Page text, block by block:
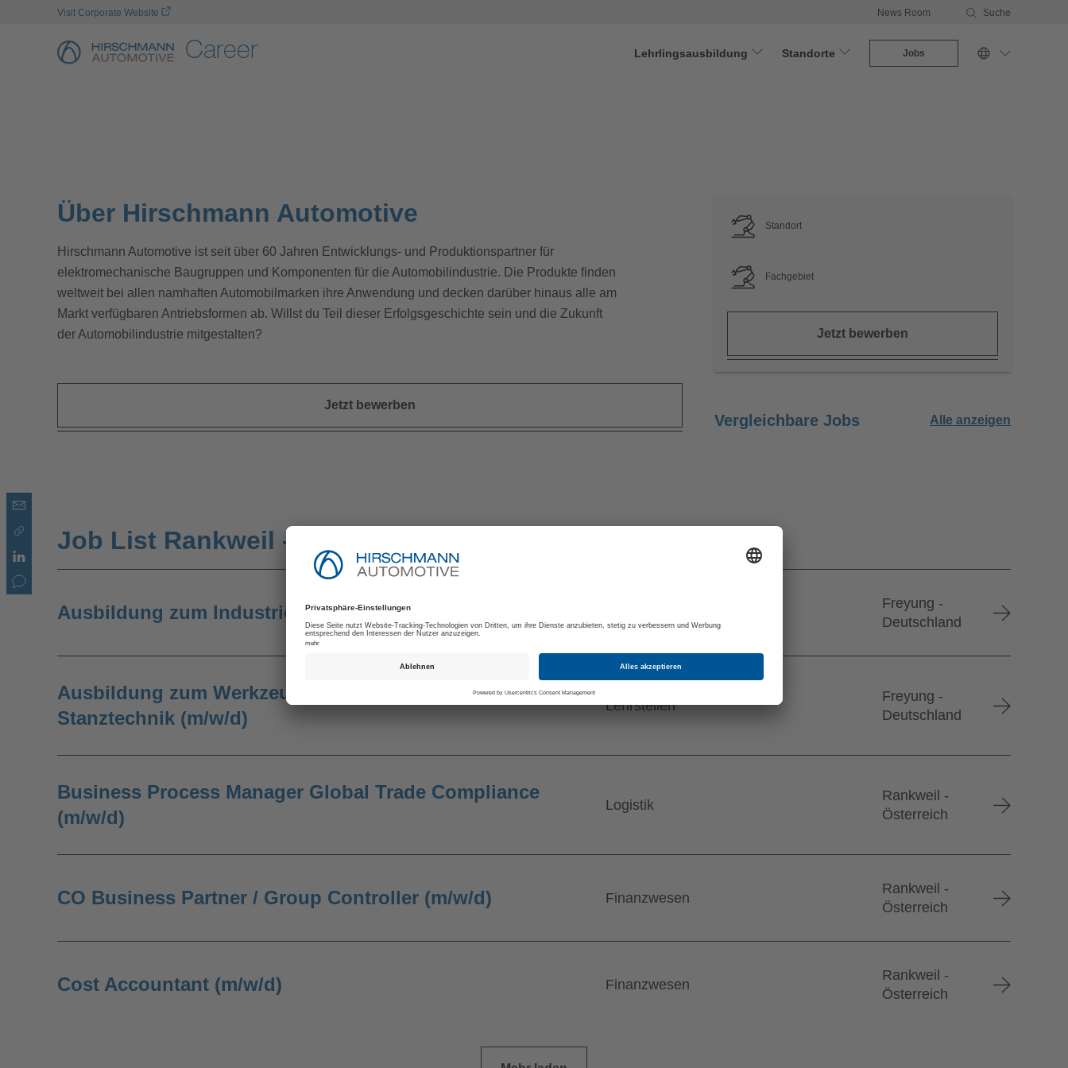
Visit Corporate Website News Room Suche
Career Lehrlingsausbildung Standorte Jobs
No Job Offer To Display
Über Hirschmann Automotive
Hirschmann Automotive ist seit über 60 Jahren Entwicklungs- und Produktionspartner für
elektromechanische Baugruppen und Komponenten für die Automobilindustrie. Die Produkte finden
weltweit bei allen namhaften Automobilmarken ihre Anwendung und decken darüber hinaus alle am
Markt verfügbaren Antriebsformen ab. Willst du Teil dieser Erfolgsgeschichte sein und die Zukunft
der Automobilindustrie mitgestalten?
Jetzt bewerben
Standort
Fachgebiet
Jetzt bewerben
Vergleichbare Jobs Alle anzeigen
Job List Rankweil - Österreich
Ausbildung zum Industriemechaniker (m/w/d)
Freyung -
Deutschland
Ausbildung zum Werkzeugmechaniker mit Fachrichtung
Stanztechnik (m/w/d)
Lehrstellen
Freyung -
Deutschland
Business Process Manager Global Trade Compliance
(m/w/d)
Logistik
Rankweil -
Österreich
CO Business Partner / Group Controller (m/w/d) Finanzwesen
Rankweil -
Österreich
Cost Accountant (m/w/d) Finanzwesen
Rankweil -
Österreich